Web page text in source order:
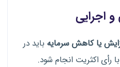
اجرایی
یا کاهش سرمایه باید در
رأی اکثریت انجام شود.